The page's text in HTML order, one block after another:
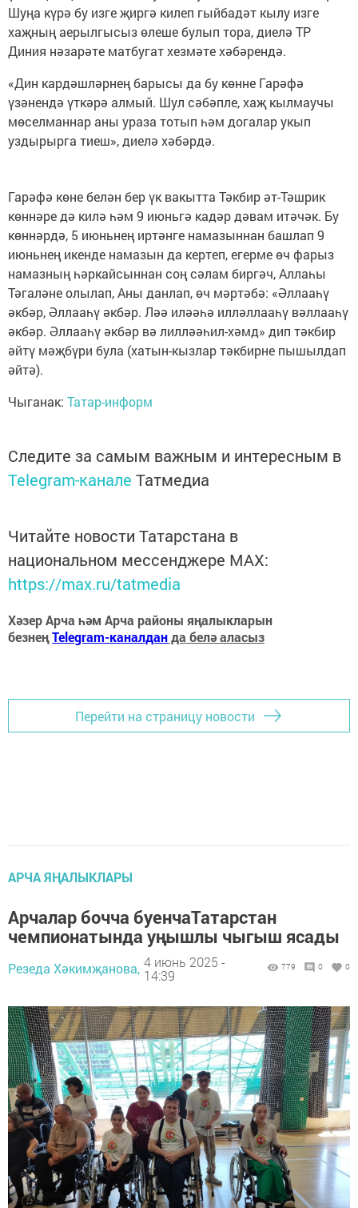
Шуңа күрә бу изге җиргә килеп гыйбадәт кылу изге
хаҗның аерылгысыз өлеше булып тора, диелә ТР
Диния нәзарәте матбугат хезмәте хәбәрендә.
«Дин кардәшләрнең барысы да бу көнне Гарәфә
үзәнендә үткәрә алмый. Шул сәбәпле, хаҗ кылмаучы
мөселманнар аны ураза тотып һәм догалар укып
уздырырга тиеш», диелә хәбәрдә.
Гарәфә көне белән бер үк вакытта Тәкбир әт-Тәшрик
көннәре дә килә һәм 9 июньгә кадәр дәвам итәчәк. Бу
көннәрдә, 5 июньнең иртәнге намазыннан башлап 9
июньнең икенде намазын да кертеп, егерме өч фарыз
намазның һәркайсыннан соң сәлам биргәч, Аллаһы
Тәгаләне олылап, Аны данлап, өч мәртәбә: «Әллааһү
әкбәр, Әллааһү әкбәр. Ләә иләәһә илләллааһү вәллааһү
әкбәр. Әллааһү әкбәр вә лилләәһил-хәмд» дип тәкбир
әйтү мәҗбүри була (хатын-кызлар тәкбирне пышылдап
әйтә).
Чыганак: Татар-информ
Следите за самым важным и интересным в
Telegram-канале Татмедиа
Читайте новости Татарстана в
национальном мессенджере MАХ:
https://max.ru/tatmedia
Хәзер Арча һәм Арча районы яңалыкларын
безнеңTelegram-каналданда белә аласыз
Перейти на страницу новости
АРЧА ЯҢАЛЫКЛАРЫ
Арчалар бочча буенчаТатарстан
чемпионатында уңышлы чыгыш ясады
Резеда Хәкимҗанова, 4 июнь 2025 -
14:39
779 0 0